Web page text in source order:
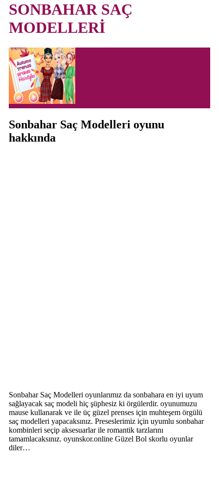
SONBAHAR SAÇ
MODELLERİ
Sonbahar Saç Modelleri oyunu
hakkında
Sonbahar Saç Modelleri oyunlarımız da sonbahara en iyi uyum
sağlayacak saç modeli hiç şüphesiz ki örgülerdir. oyunumuzu
mause kullanarak ve ile üç güzel prenses için muhteşem örgülü
saç modelleri yapacaksınız. Preseslerimiz için uyumlu sonbahar
kombinleri seçip aksesuarlar ile romantik tarzlarını
tamamlacaksınız. oyunskor.online Güzel Bol skorlu oyunlar
diler…